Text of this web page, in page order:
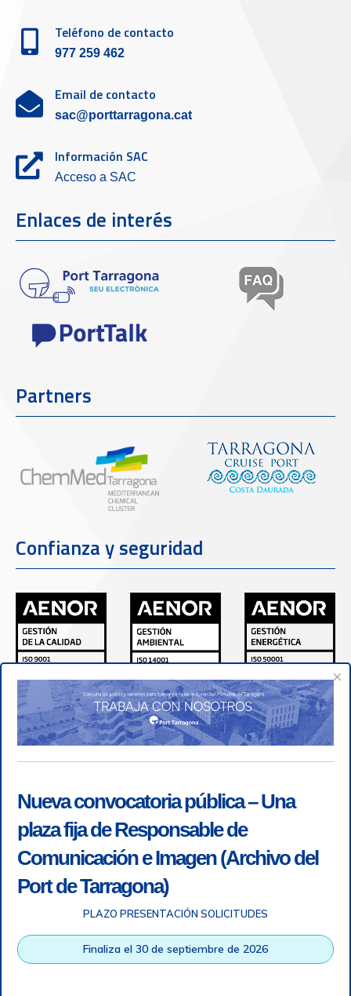
Teléfono de contacto
977 259 462
Email de contacto
sac@porttarragona.cat
Información SAC
Acceso a SAC
Enlaces de interés
Partners
Confianza y seguridad
Autoridad Portuaria de Tarragona © Todos los derechos
×
Nueva convocatoria pública – Una
plaza fija de Responsable de
Comunicación e Imagen (Archivo del
Port de Tarragona)
PLAZO PRESENTACIÓN SOLICITUDES
Finaliza el 30 de septiembre de 2026